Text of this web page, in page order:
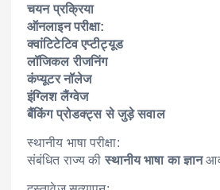
चयन प्रक्रिया
ऑनलाइन परीक्षा:
क्वांटिटेटिव एप्टीट्यूड
लॉजिकल रीजनिंग
कंप्यूटर नॉलेज
इंग्लिश लैंग्वेज
बैंकिंग प्रोडक्ट्स से जुड़े सवाल
स्थानीय भाषा परीक्षा:
संबंधित राज्य कीस्थानीय भाषा का ज्ञान